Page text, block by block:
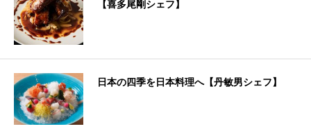
【喜多尾剛シェフ】
日本の四季を日本料理へ【丹敏男シェフ】